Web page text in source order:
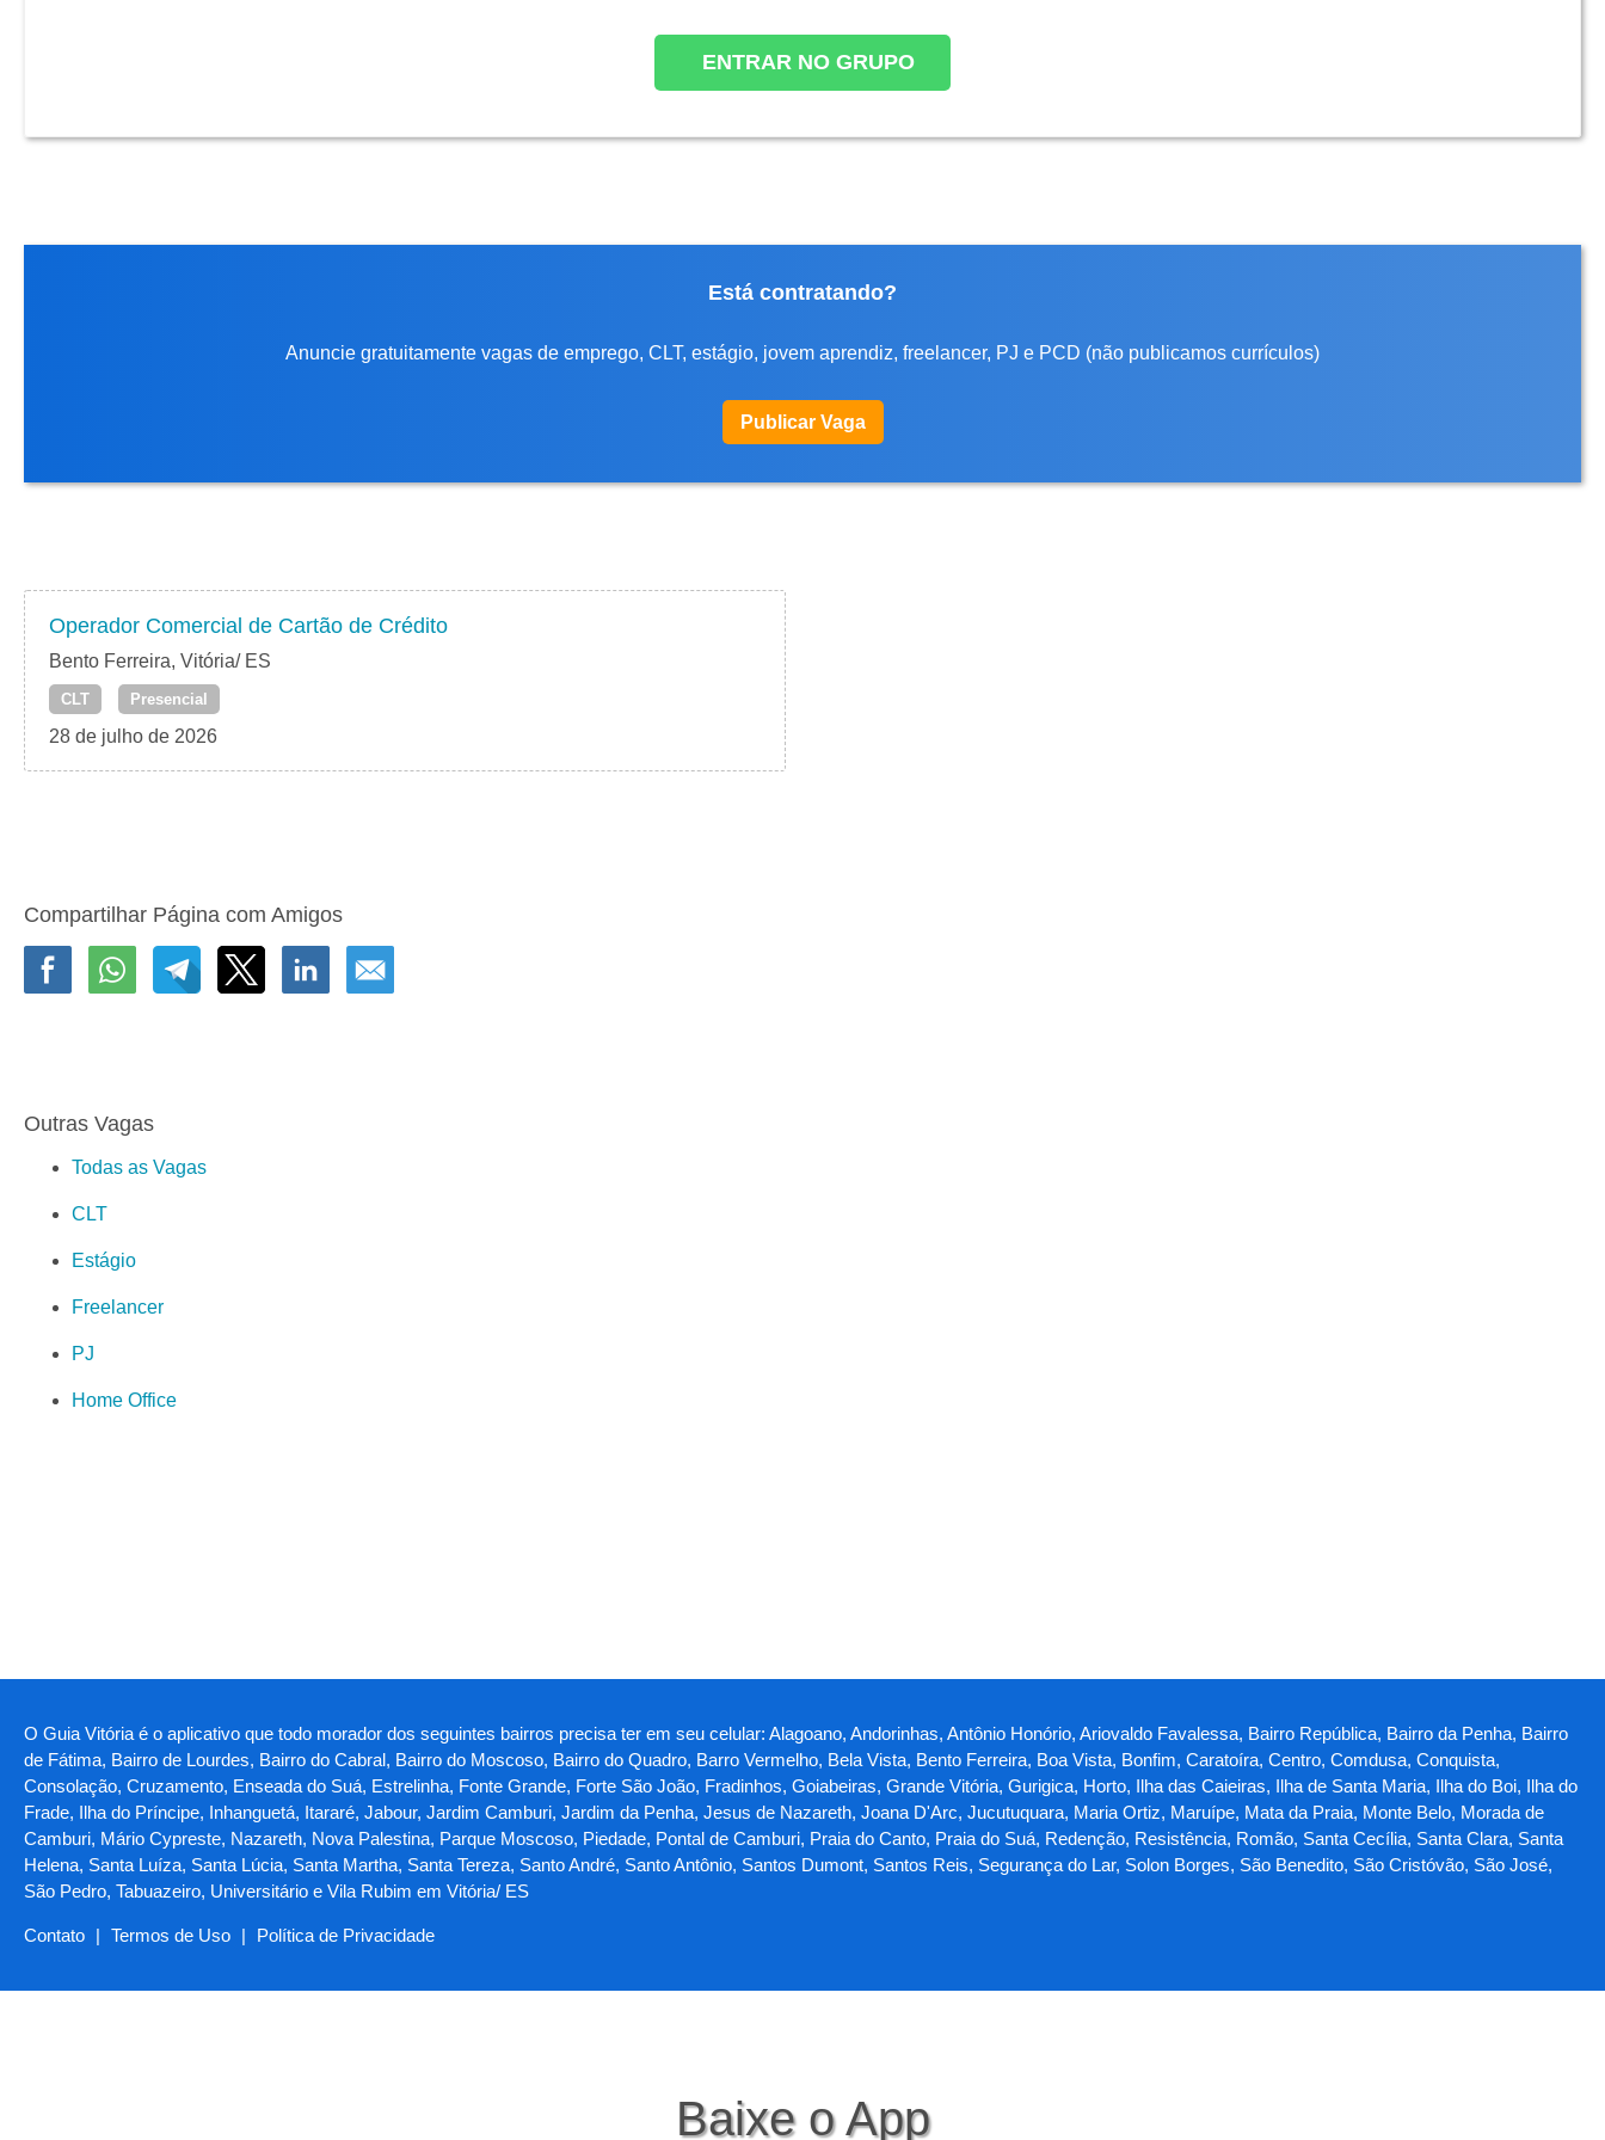
ENTRAR NO GRUPO
Está contratando?
Anuncie gratuitamente vagas de emprego, CLT, estágio, jovem aprendiz, freelancer, PJ e PCD (não publicamos currículos)
Publicar Vaga
Operador Comercial de Cartão de Crédito
Bento Ferreira, Vitória/ ES
CLT Presencial
28 de julho de 2026
Compartilhar Página com Amigos
Outras Vagas
Todas as Vagas
CLT
Estágio
Freelancer
PJ
Home Office
O Guia Vitória é o aplicativo que todo morador dos seguintes bairros precisa ter em seu celular: Alagoano, Andorinhas, Antônio Honório, Ariovaldo Favalessa, Bairro República, Bairro da Penha, Bairro
de Fátima, Bairro de Lourdes, Bairro do Cabral, Bairro do Moscoso, Bairro do Quadro, Barro Vermelho, Bela Vista, Bento Ferreira, Boa Vista, Bonfim, Caratoíra, Centro, Comdusa, Conquista,
Consolação, Cruzamento, Enseada do Suá, Estrelinha, Fonte Grande, Forte São João, Fradinhos, Goiabeiras, Grande Vitória, Gurigica, Horto, Ilha das Caieiras, Ilha de Santa Maria, Ilha do Boi, Ilha do
Frade, Ilha do Príncipe, Inhanguetá, Itararé, Jabour, Jardim Camburi, Jardim da Penha, Jesus de Nazareth, Joana D'Arc, Jucutuquara, Maria Ortiz, Maruípe, Mata da Praia, Monte Belo, Morada de
Camburi, Mário Cypreste, Nazareth, Nova Palestina, Parque Moscoso, Piedade, Pontal de Camburi, Praia do Canto, Praia do Suá, Redenção, Resistência, Romão, Santa Cecília, Santa Clara, Santa
Helena, Santa Luíza, Santa Lúcia, Santa Martha, Santa Tereza, Santo André, Santo Antônio, Santos Dumont, Santos Reis, Segurança do Lar, Solon Borges, São Benedito, São Cristóvão, São José,
São Pedro, Tabuazeiro, Universitário e Vila Rubim em Vitória/ ES
Contato | Termos de Uso | Política de Privacidade
Baixe o App